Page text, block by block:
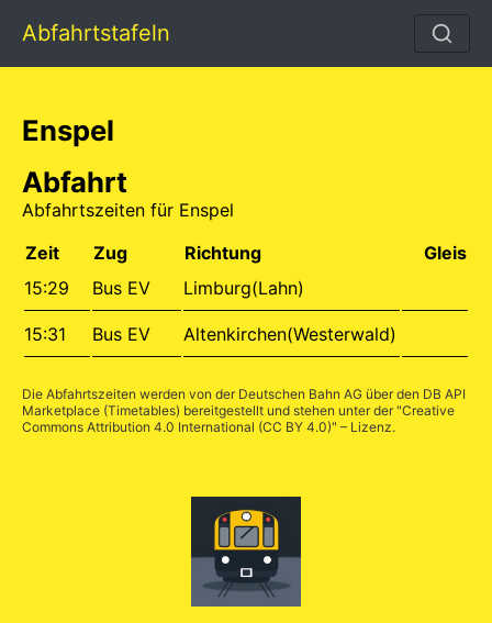
Abfahrtstafeln
Enspel
Abfahrt
Abfahrtszeiten für Enspel
Zeit
Zug Richtung
Gleis
15:29
Bus EV Limburg(Lahn)
15:31 Bus EV Altenkirchen(Westerwald)
Die Abfahrtszeiten werden von der Deutschen Bahn AG über den DB API
Marketplace (Timetables) bereitgestellt und stehen unter der "Creative
Commons Attribution 4.0 International (CC BY 4.0)" – Lizenz.